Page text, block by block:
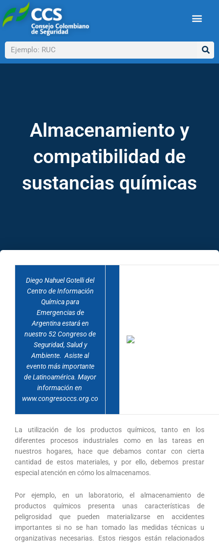
al
contenido
Buscar
Almacenamiento y
compatibilidad de
sustancias químicas
Diego Nahuel Gotelli del
Centro de Información
Química para
Emergencias de
Argentina estará en
nuestro 52 Congreso de
Seguridad, Salud y
Ambiente. Asiste al
evento más importante
de Latinoamérica. Mayor
información en
www.congresoccs.org.co
La utilización de los productos químicos, tanto en los
diferentes procesos industriales como en las tareas en
nuestros hogares, hace que debamos contar con cierta
cantidad de estos materiales, y por ello, debemos prestar
especial atención en cómo los almacenamos.
Por ejemplo, en un laboratorio, el almacenamiento de
productos químicos presenta unas características de
peligrosidad que pueden materializarse en accidentes
importantes si no se han tomado las medidas técnicas u
organizativas necesarias. Estos riesgos están relacionados